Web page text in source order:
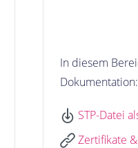
In diesem
Dokumentation:
STP-Datei
Zertifikate